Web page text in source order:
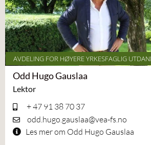
AVDELING FOR HØYERE YRKESFAGLIG
Odd Hugo Gauslaa
Lektor
+ 47 91 38 70 37
odd.hugo.gauslaa@vea-fs.no
Les mer om Odd Hugo Gauslaa